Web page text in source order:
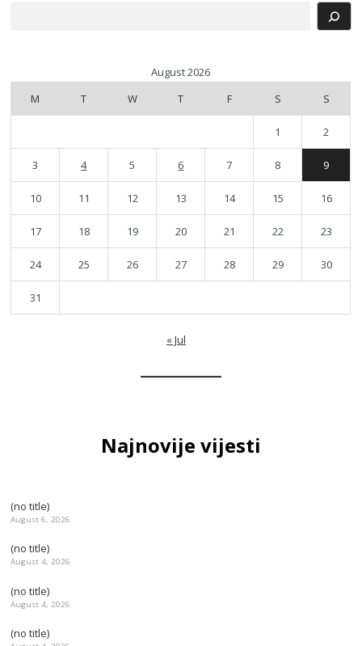
August 2026
M
T W T F S S
1 2
3 4 5 6 7 8 9
10 11 12 13 14 15 16
17 18 19 20 21 22 23
24 25 26 27 28 29 30
31
« Jul
Najnovije vijesti
(no title)
August 6, 2026
(no title)
August 4, 2026
(no title)
August 4, 2026
(no title)